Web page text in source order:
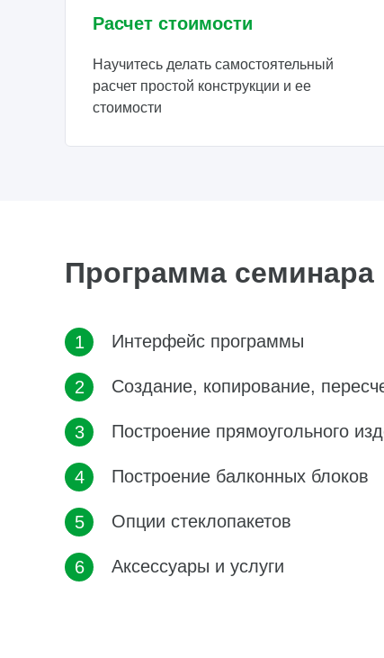
Расчет стоимости
Научитесь делать самостоятельный
расчет простой конструкции и ее
стоимости
Программа семинара
Интерфейс программы
Создание, копирование,
Построение прямоугольного
Построение балконных блоков
Опции стеклопакетов
Аксессуары и услуги